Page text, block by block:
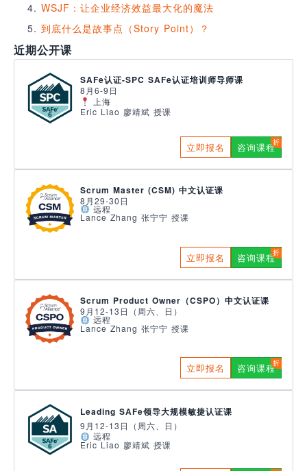
WSJF：让企业经济效益最大化的魔法
到底什么是故事点（Story Point）？
近期公开课
SAFe认证-SPC SAFe认证培训师导师课
8月6-9日
上海
Eric Liao 廖靖斌 授课
立即报名 咨询课程
Scrum Master (CSM) 中文认证课
8月29-30日
远程
Lance Zhang 张宁宁 授课
立即报名 咨询课程
Scrum Product Owner（CSPO）中文认证课
9月12-13日（周六、日）
远程
Lance Zhang 张宁宁 授课
立即报名 咨询课程
Leading SAFe领导大规模敏捷认证课
9月12-13日（周六、日）
远程
Eric Liao 廖靖斌 授课